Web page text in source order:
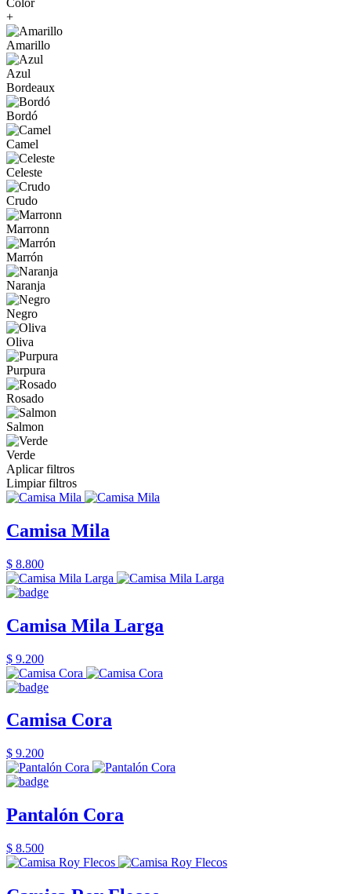
+
Amarillo
Azul
Bordeaux
Bordó
Camel
Celeste
Crudo
Marronn
Marrón
Naranja
Negro
Oliva
Purpura
Rosado
Salmon
Verde
Aplicar filtros
Limpiar filtros
Camisa Mila
$ 8.800
Camisa Mila Larga
$ 9.200
Camisa Cora
$ 9.200
Pantalón Cora
$ 8.500